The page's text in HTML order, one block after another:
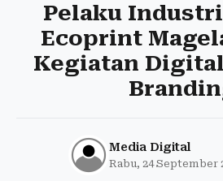
Pelaku
Ecoprint
Kegiatan
Media Digital
Rabu, 24 September